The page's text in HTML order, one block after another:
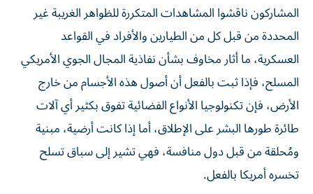
المشاركون ناقشوا المشاهدات المتكررة للظواهر الغريبة غير
المحددة من قبل كل من الطيارين والأفراد في القواعد
العسكرية، ما أثار مخاوف بشأن نفاذية المجال الجوي الأمريكي
المسلح، فإذا ثبت بالفعل أن أصول هذه الأجسام من خارج
الأرض، فإن تكنولوجيا الأنواع الفضائية تفوق بكثير أي آلات
طائرة طورها البشر على الإطلاق، أما إذا كانت أرضية، مبنية
ومُحلقة من قبل دول منافسة، فهي تشير إلى سباق تسلح
تخسره أمريكا بالفعل.